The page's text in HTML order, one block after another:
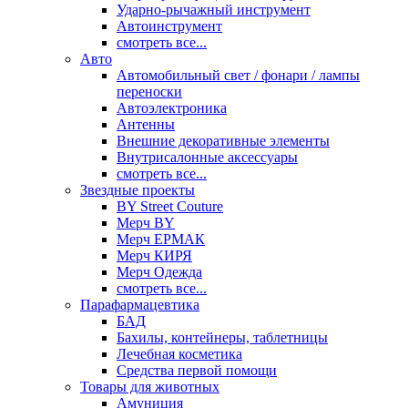
Ударно-рычажный инструмент
Автоинструмент
смотреть все...
Авто
Автомобильный свет / фонари / лампы
переноски
Автоэлектроника
Антенны
Внешние декоративные элементы
Внутрисалонные аксессуары
смотреть все...
Звездные проекты
BY Street Couture
Мерч BY
Мерч ЕРМАК
Мерч КИРЯ
Мерч Одежда
смотреть все...
Парафармацевтика
БАД
Бахилы, контейнеры, таблетницы
Лечебная косметика
Средства первой помощи
Товары для животных
Амуниция